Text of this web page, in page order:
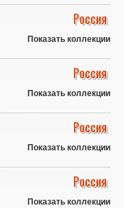
Россия
Показать коллекции
Россия
Показать коллекции
Россия
Показать коллекции
Россия
Показать коллекции